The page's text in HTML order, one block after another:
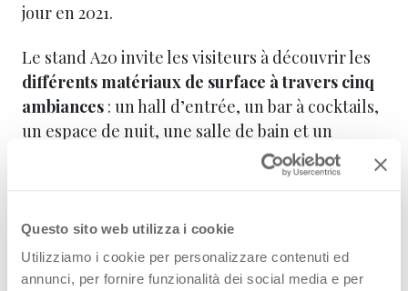
Questo sito web utilizza i cookie
Utilizziamo i cookie per personalizzare contenuti ed
annunci, per fornire funzionalità dei social media e per
jour en 2021.
Le stand A20 invite les visiteurs à découvrir les
différents matériaux de surface à travers cinq
ambiances : un hall d’entrée, un bar à cocktails,
un espace de nuit, une salle de bain et un
espace de design d’exposition. À l’intérieur du
une bibliothèque de matériaux
mettant ainsi en perspective la
de l’offre . Vous pouvez découvrir leraffinement
des pierres, des motifs, des surfaces nervurées